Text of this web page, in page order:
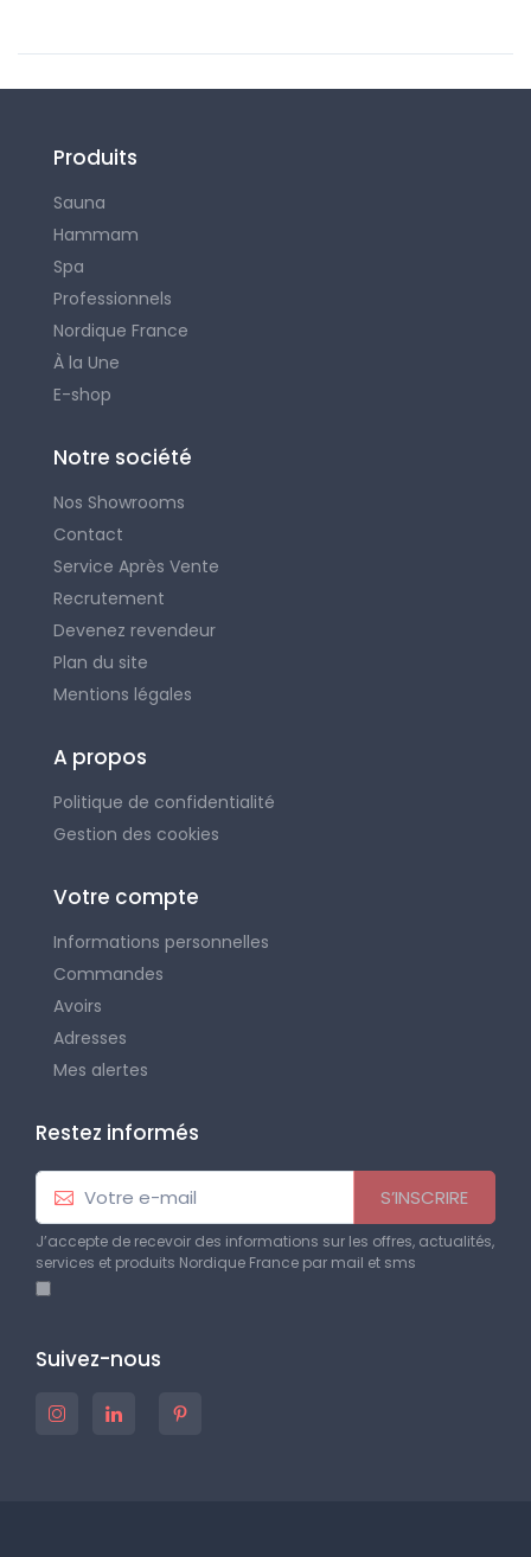
Produits
Sauna
Hammam
Spa
Professionnels
Nordique France
À la Une
E-shop
Notre société
Nos Showrooms
Contact
Service Après Vente
Recrutement
Devenez revendeur
Plan du site
Mentions légales
A propos
Politique de confidentialité
Gestion des cookies
Votre compte
Informations personnelles
Commandes
Avoirs
Adresses
Mes alertes
Restez informés
S’INSCRIRE
J’accepte de recevoir des informations sur les offres, actualités,
services et produits Nordique France par mail et sms
Suivez-nous